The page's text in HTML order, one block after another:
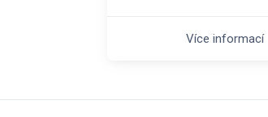
Více informací